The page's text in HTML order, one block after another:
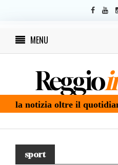
MENU
Reggio
la notizia oltre il
sport